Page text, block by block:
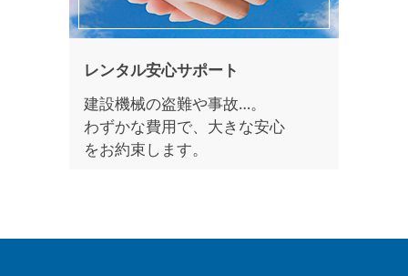
レンタル安心サポート
建設機械の盗難や事故…。
わずかな費用で、大きな安心
をお約束します。